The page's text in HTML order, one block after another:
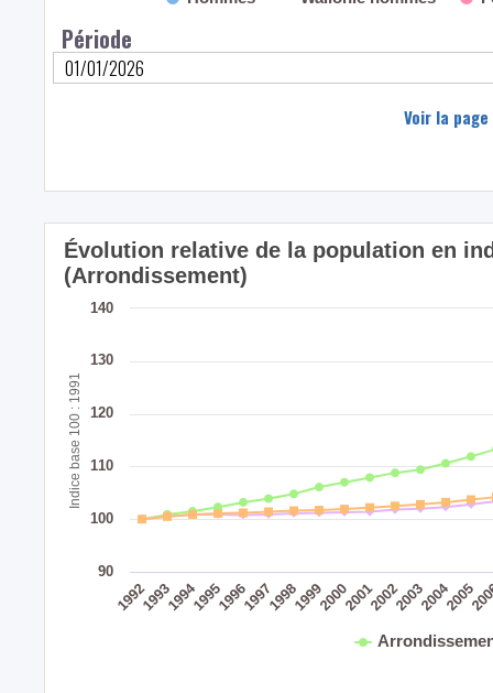
Période
Voir la
Indice base 100 : 1991
Évolution relative de la population en
(Arrondissement)
19921993199419951996199719981999200020012002200320042005
90
100
110
120
130
140